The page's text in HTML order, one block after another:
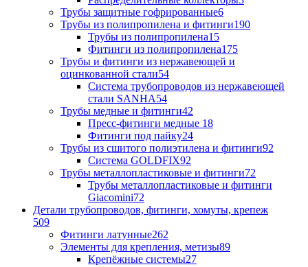
Трубы защитные гофрированные6
Трубы из полипропилена и фитинги190
Трубы из полипропилена15
Фитинги из полипропилена175
Трубы и фитинги из нержавеющей и
оцинкованной стали54
Система трубопроводов из нержавеющей
стали SANHA54
Трубы медные и фитинги42
Пресс-фитинги медные 18
Фитинги под пайку24
Трубы из сшитого полиэтилена и фитинги92
Система GOLDFIX92
Трубы металлопластиковые и фитинги72
Трубы металлопластиковые и фитинги
Giacomini72
Детали трубопроводов, фитинги, хомуты, крепеж
509
Фитинги латунные262
Элементы для крепления, метизы89
Крепёжные системы27